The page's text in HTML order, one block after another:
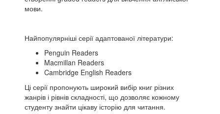
мови.
Найпопулярніші серії адаптованої літератури:
Penguin Readers
Macmillan Readers
Cambridge English Readers
Ці серії пропонують широкий вибір книг різних
жанрів і рівнів складності, що дозволяє кожному
студенту знайти цікаву історію для читання.